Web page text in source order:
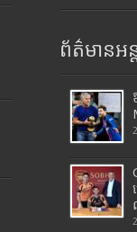
ព័ត៌មានអន្